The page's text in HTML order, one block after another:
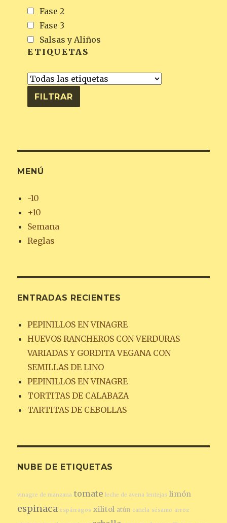
Fase 2
Fase 3
Salsas y Aliños
ETIQUETAS
MENÚ
-10
+10
Semana
Reglas
ENTRADAS RECIENTES
PEPINILLOS EN VINAGRE
HUEVOS RANCHEROS CON VERDURAS
VARIADAS Y GORDITA VEGANA CON
SEMILLAS DE LINO
PEPINILLOS EN VINAGRE
TORTITAS DE CALABAZA
TARTITAS DE CEBOLLAS
NUBE DE ETIQUETAS
vinagre de manzana tomate leche de avena lentejas limón
espinaca espárragos xilitol atún canela sésamo arroz